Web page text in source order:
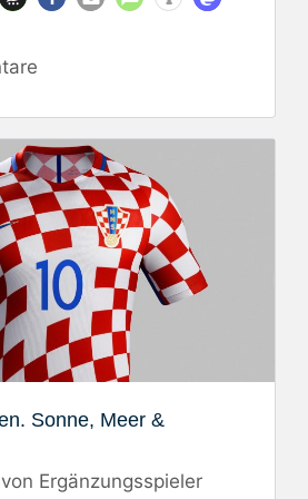
Sonne, Meer &
von Ergänzungsspieler